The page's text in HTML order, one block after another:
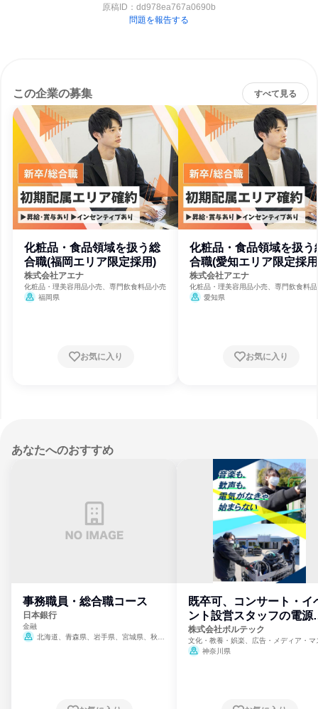
原稿ID： dd978ea767a0690b
問題を報告する
この企業の募集 すべて見る
化粧品・食品領域を扱う総
合職(福岡エリア限定採用)
株式会社アエナ
化粧品・理美容用品小売、専門飲食料品小売
福岡県
お気に入り
化粧品・食品領域を扱う
合職(愛知エリア限定採
株式会社アエナ
化粧品・理美容用品小売、専門飲食料
愛知県
お気に入り
あなたへのおすすめ
事務職員・総合職コース
日本銀行
金融
北海道、青森県、岩手県、宮城県、秋田
既卒可、コンサート・イ
ント設営スタッフの電源
門
株式会社ボルテック
文化・教養・娯楽、広告・メディア・マ
ミ、電力・ガス・水道・エネルギー
神奈川県